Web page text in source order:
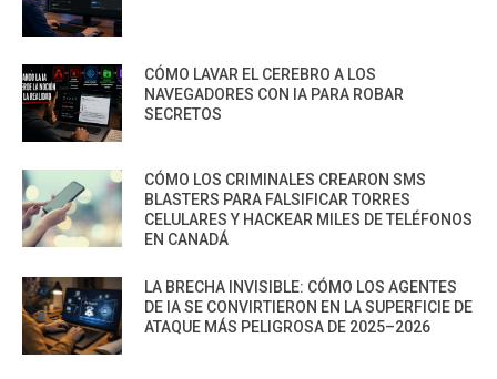
CÓMO LAVAR EL CEREBRO A LOS
NAVEGADORES CON IA PARA ROBAR
SECRETOS
CÓMO LOS CRIMINALES CREARON SMS
BLASTERS PARA FALSIFICAR TORRES
CELULARES Y HACKEAR MILES DE TELÉFONOS
EN CANADÁ
LA BRECHA INVISIBLE: CÓMO LOS AGENTES
DE IA SE CONVIRTIERON EN LA SUPERFICIE DE
ATAQUE MÁS PELIGROSA DE 2025–2026